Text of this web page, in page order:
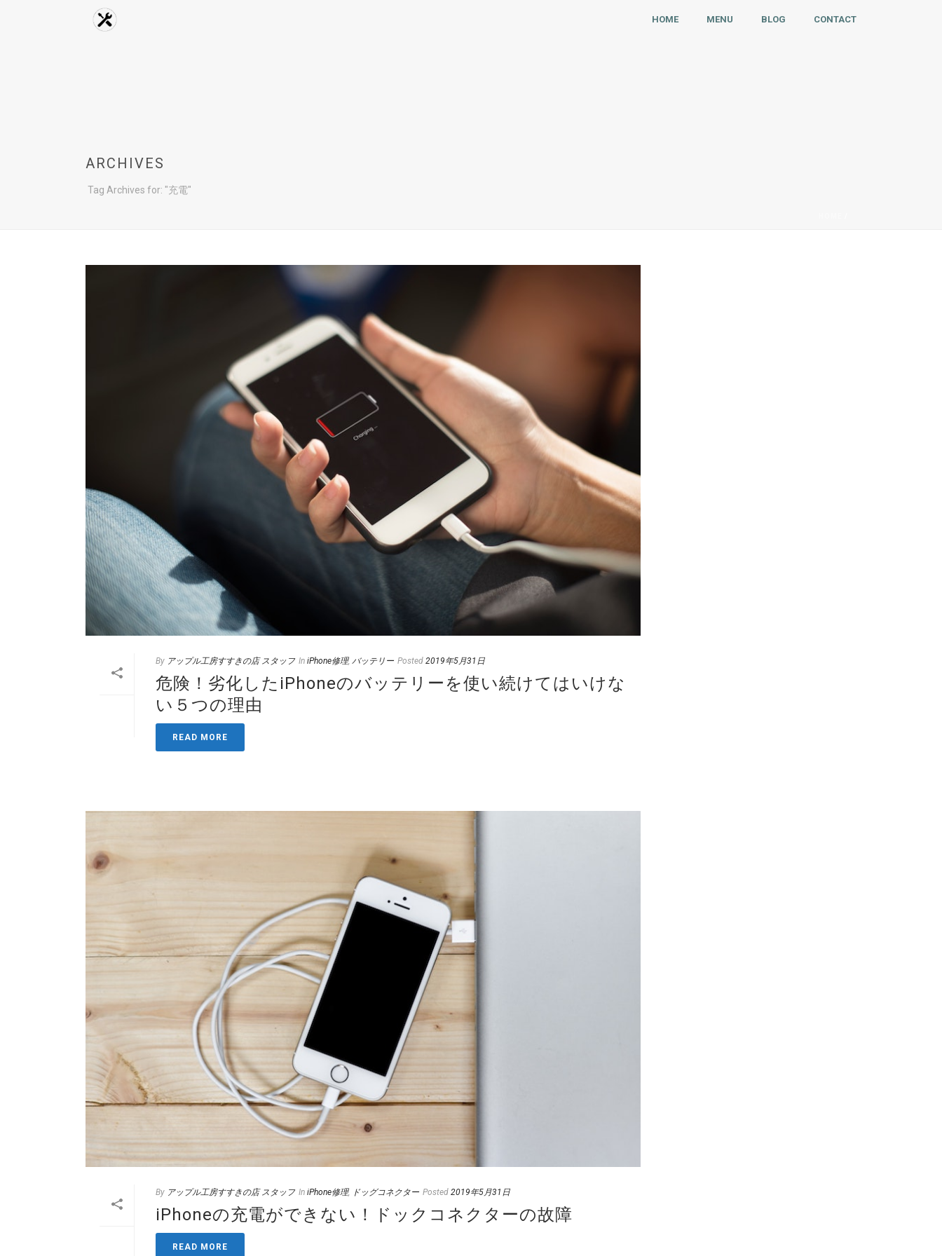
HOME MENU BLOG CONTACT
ARCHIVES
Tag Archives for: "充電"
By アップル工房すすきの店 スタッフ In iPhone修理, バッテリー Posted 2019年5月31日
危険！劣化したiPhoneのバッテリーを使い続けてはいけな
い５つの理由
READ MORE
By アップル工房すすきの店 スタッフ In iPhone修理, ドッグコネクター Posted 2019年5月31日
iPhoneの充電ができない！ドックコネクターの故障
READ MORE